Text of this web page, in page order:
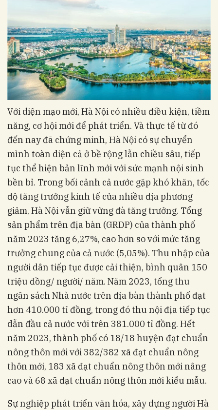
Với diện mạo mới, Hà Nội có nhiều điều kiện, tiềm
năng, cơ hội mới để phát triển. Và thực tế từ đó
đến nay đã chứng minh, Hà Nội có sự chuyển
mình toàn diện cả ở bề rộng lẫn chiều sâu, tiếp
tục thể hiện bản lĩnh mới với sức mạnh nội sinh
bền bỉ. Trong bối cảnh cả nước gặp khó khăn, tốc
độ tăng trưởng kinh tế của nhiều địa phương
giảm, Hà Nội vẫn giữ vững đà tăng trưởng. Tổng
sản phẩm trên địa bàn (GRDP) của thành phố
năm 2023 tăng 6,27%, cao hơn so với mức tăng
trưởng chung của cả nước (5,05%). Thu nhập của
người dân tiếp tục được cải thiện, bình quân 150
triệu đồng/ người/ năm. Năm 2023, tổng thu
ngân sách Nhà nước trên địa bàn thành phố đạt
hơn 410.000 tỉ đồng, trong đó thu nội địa tiếp tục
dẫn đầu cả nước với trên 381.000 tỉ đồng. Hết
năm 2023, thành phố có 18/18 huyện đạt chuẩn
nông thôn mới với 382/382 xã đạt chuẩn nông
thôn mới, 183 xã đạt chuẩn nông thôn mới nâng
cao và 68 xã đạt chuẩn nông thôn mới kiểu mẫu.
Sự nghiệp phát triển văn hóa, xây dựng người Hà